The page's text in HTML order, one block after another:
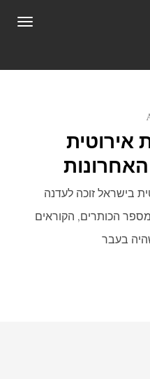
אירוטית
בישראל זוכה לעדנה
הכותרים, הקוראים
בעבר